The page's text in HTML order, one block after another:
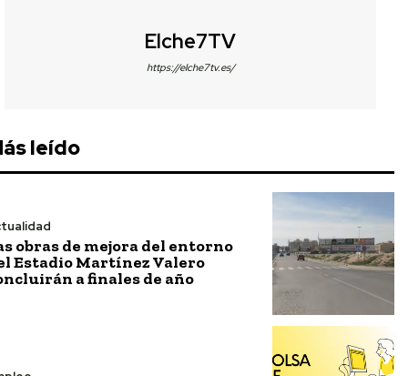
Elche7TV
https://elche7tv.es/
leído
obras de mejora del entorno
Estadio Martínez Valero
a finales de año